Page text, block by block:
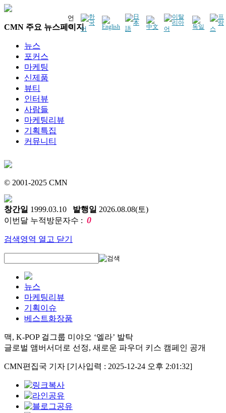
언
어
CMN 주요 뉴스페이지
뉴스
포커스
마케팅
신제품
뷰티
인터뷰
사람들
마케팅리뷰
기획특집
커뮤니티
© 2001-2025 CMN
창간일 1999.03.10 발행일 2026.08.08(토)
이번달 누적방문자수 : 0
검색영역 열고 닫기
뉴스
마케팅리뷰
기획이슈
베스트화장품
맥, K-POP 걸그룹 미야오 ‘엘라’ 발탁
글로벌 앰버서더로 선정, 새로운 파우더 키스 캠페인 공개
CMN편집국 기자 [기사입력 : 2025-12-24 오후 2:01:32]